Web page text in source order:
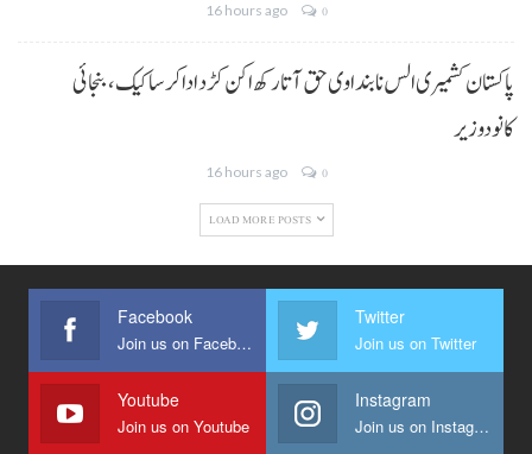
16 hours ago 0
پاکستان کشمیری الس نا بنداوی حق آتا رکھ اکن کڑد ادا کرسا کیک ،بنجائی
کانودوزیر
16 hours ago 0
LOAD MORE POSTS
Facebook
Join us on Facebook
Twitter
Join us on Twitter
Youtube
Join us on Youtube
Instagram
Join us on Instagram